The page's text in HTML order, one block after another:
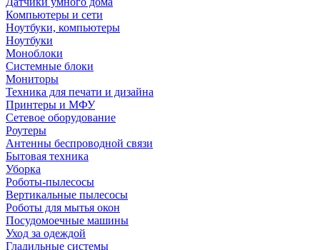
Компьютеры и сети
Ноутбуки, компьютеры
Ноутбуки
Моноблоки
Системные блоки
Мониторы
Техника для печати и дизайна
Принтеры и МФУ
Сетевое оборудование
Роутеры
Антенны беспроводной связи
Бытовая техника
Уборка
Роботы-пылесосы
Вертикальные пылесосы
Роботы для мытья окон
Посудомоечные машины
Уход за одеждой
Гладильные системы